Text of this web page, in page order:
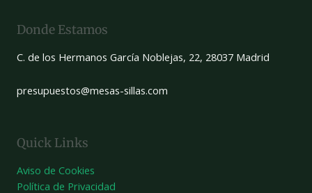
Donde Estamos
C. de los Hermanos García Noblejas, 22, 28037 Madrid
presupuestos@mesas-sillas.com
Quick Links
Aviso de Cookies
Política de Privacidad